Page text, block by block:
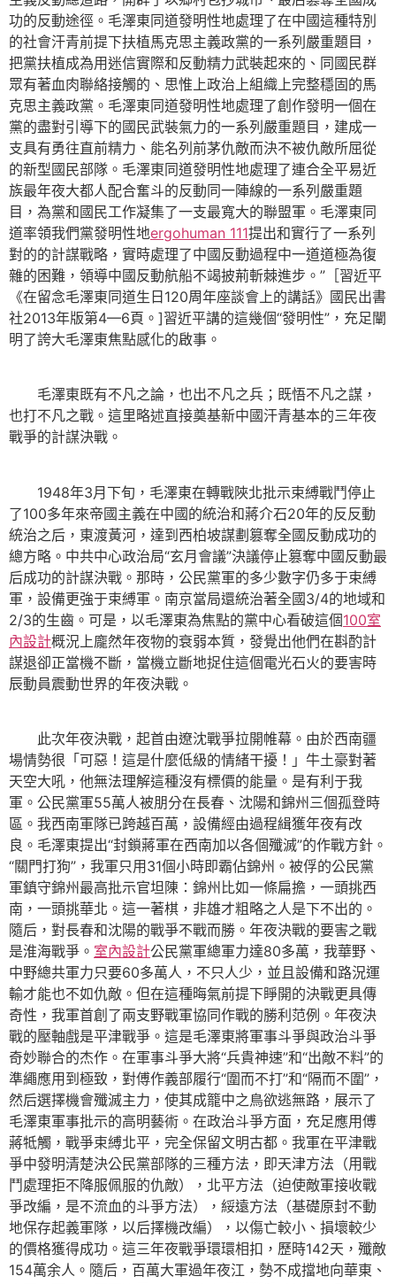
功的反動途徑。毛澤東同道發明性地處理了在中國這種特別
的社會汗青前提下扶植馬克思主義政黨的一系列嚴重題目，
把黨扶植成為用迷信實際和反動精力武裝起來的、同國民群
眾有著血肉聯絡接觸的、思惟上政治上組織上完整穩固的馬
克思主義政黨。毛澤東同道發明性地處理了創作發明一個在
黨的盡對引導下的國民武裝氣力的一系列嚴重題目，建成一
支具有勇往直前精力、能名列前茅仇敵而決不被仇敵所屈從
的新型國民部隊。毛澤東同道發明性地處理了連合全平易近
族最年夜大都人配合奮斗的反動同一陣線的一系列嚴重題
目，為黨和國民工作凝集了一支最寬大的聯盟軍。毛澤東同
道率領我們黨發明性地ergohuman 111提出和實行了一系列
對的的計謀戰略，實時處理了中國反動過程中一道道極為復
雜的困難，領導中國反動航船不竭披荊斬棘進步。”［習近平
《在留念毛澤東同道生日120周年座談會上的講話》國民出書
社2013年版第4—6頁。]習近平講的這幾個“發明性”，充足闡
明了誇大毛澤東焦點感化的啟事。
毛澤東既有不凡之論，也出不凡之兵；既悟不凡之謀，
也打不凡之戰。這里略述直接奠基新中國汗青基本的三年夜
戰爭的計謀決戰。
1948年3月下旬，毛澤東在轉戰陜北批示束縛戰鬥停止
了100多年來帝國主義在中國的統治和蔣介石20年的反反動
統治之后，東渡黃河，達到西柏坡謀劃篡奪全國反動成功的
總方略。中共中心政治局“玄月會議”決議停止篡奪中國反動最
后成功的計謀決戰。那時，公民黨軍的多少數字仍多于束縛
軍，設備更強于束縛軍。南京當局還統治著全國3/4的地域和
2/3的生齒。可是，以毛澤東為焦點的黨中心看破這個100室
內設計概況上龐然年夜物的衰弱本質，發覺出他們在斟酌計
謀退卻正當機不斷，當機立斷地捉住這個電光石火的要害時
辰動員震動世界的年夜決戰。
此次年夜決戰，起首由遼沈戰爭拉開帷幕。由於西南疆
場情勢很「可惡！這是什麼低級的情緒干擾！」牛土豪對著
天空大吼，他無法理解這種沒有標價的能量。是有利于我
軍。公民黨軍55萬人被朋分在長春、沈陽和錦州三個孤登時
區。我西南軍隊已跨越百萬，設備經由過程緝獲年夜有改
良。毛澤東提出“封鎖蔣軍在西南加以各個殲滅”的作戰方針。
“關門打狗”，我軍只用31個小時即霸佔錦州。被俘的公民黨
軍鎮守錦州最高批示官坦陳：錦州比如一條扁擔，一頭挑西
南，一頭挑華北。這一著棋，非雄才粗略之人是下不出的。
隨后，對長春和沈陽的戰爭不戰而勝。年夜決戰的要害之戰
是淮海戰爭。 室內設計公民黨軍總軍力達80多萬，我華野、
中野總共軍力只要60多萬人，不只人少，並且設備和路況運
輸才能也不如仇敵。但在這種晦氣前提下睜開的決戰更具傳
奇性，我軍首創了兩支野戰軍協同作戰的勝利范例。年夜決
戰的壓軸戲是平津戰爭。這是毛澤東將軍事斗爭與政治斗爭
奇妙聯合的杰作。在軍事斗爭大將“兵貴神速”和“出敵不料”的
準繩應用到極致，對傅作義部履行“圍而不打”和“隔而不圍”，
然后選擇機會殲滅主力，使其成籠中之鳥欲逃無路，展示了
毛澤東軍事批示的高明藝術。在政治斗爭方面，充足應用傅
蔣牴觸，戰爭束縛北平，完全保留文明古都。我軍在平津戰
爭中發明清楚決公民黨部隊的三種方法，即天津方法（用戰
鬥處理拒不降服佩服的仇敵），北平方法（迫使敵軍接收戰
爭改編，是不流血的斗爭方法），綏遠方法（基礎原封不動
地保存起義軍隊，以后擇機改編），以傷亡較小、損壞較少
的價格獲得成功。這三年夜戰爭環環相扣，歷時142天，殲敵
154萬余人。隨后，百萬大軍過年夜江，勢不成擋地向華東、